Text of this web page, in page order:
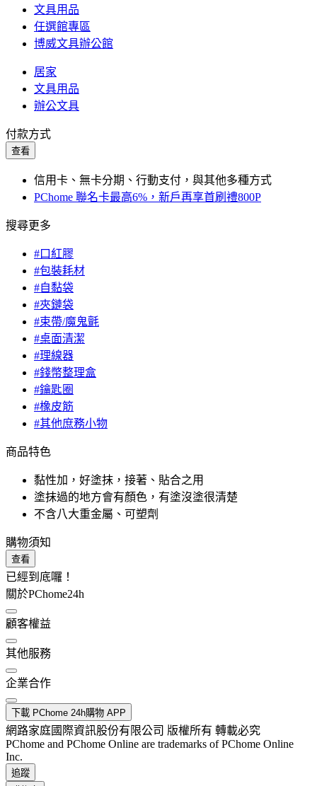
文具用品
任選館專區
博威文具辦公館
居家
文具用品
辦公文具
付款方式
查看
信用卡、無卡分期、行動支付，與其他多種方式
PChome 聯名卡最高6%，新戶再享首刷禮800P
搜尋更多
#口紅膠
#包裝耗材
#自黏袋
#夾鏈袋
#束帶/魔鬼氈
#桌面清潔
#理線器
#錢幣整理盒
#鑰匙圈
#橡皮筋
#其他庶務小物
商品特色
黏性加，好塗抹，接著、貼合之用
塗抹過的地方會有顏色，有塗沒塗很清楚
不含八大重金屬、可塑劑
購物須知
查看
已經到底囉！
關於PChome24h
顧客權益
其他服務
企業合作
下載 PChome 24h購物 APP
網路家庭國際資訊股份有限公司 版權所有 轉載必究
PChome and PChome Online are trademarks of PChome Online
Inc.
追蹤